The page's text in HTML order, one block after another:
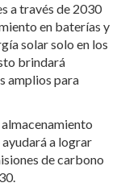
a través de 2030
en baterías y
solar solo en los
brindará
amplios para
a lograr
de carbono